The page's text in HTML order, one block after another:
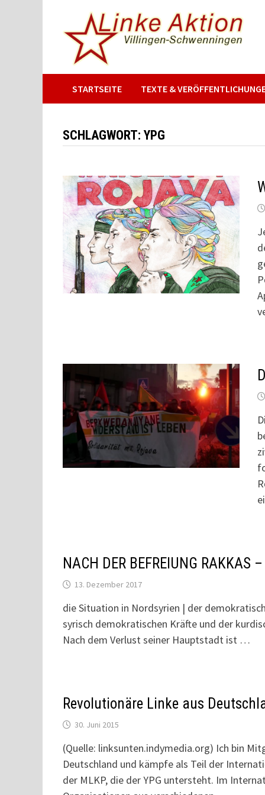
springen
STARTSEITE TEXTE &
SCHLAGWORT:YPG
NACH DER BEFREIUNG RAKKAS
13. Dezember 2017
die Situation in Nordsyrien | der
syrisch demokratischen Kräfte und der
Nach dem Verlust seiner Hauptstadt ist …
Revolutionäre Linke aus
30. Juni 2015
(Quelle: linksunten.indymedia.org) Ich bin
Deutschland und kämpfe als Teil der
der MLKP, die der YPG untersteht. Im